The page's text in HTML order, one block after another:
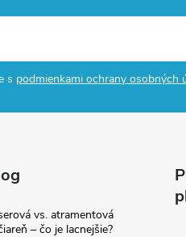
s podmienkami ochrany osobných
vs. atramentová
– čo je lacnejšie?